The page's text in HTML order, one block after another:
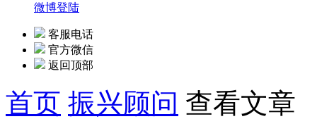
微博登陆
客服电话
官方微信
返回顶部
首页 振兴顾问 查看文章